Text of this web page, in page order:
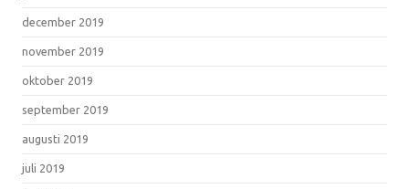
december 2019
november 2019
oktober 2019
september 2019
augusti 2019
juli 2019